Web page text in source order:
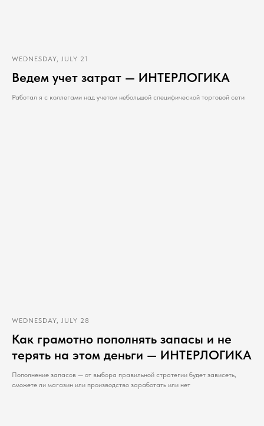
WEDNESDAY, JULY 21
Ведем учет затрат — ИНТЕРЛОГИКА
Работал я с коллегами над учетом небольшой специфической торговой сети
WEDNESDAY, JULY 28
Как грамотно пополнять запасы и не
терять на этом деньги — ИНТЕРЛОГИКА
Пополнение запасов — от выбора правильной стратегии будет зависеть,
сможете ли магазин или производство заработать или нет